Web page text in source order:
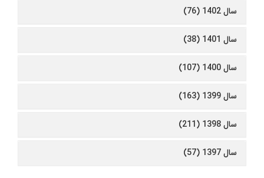
سال 1402 (76)
سال 1401 (38)
سال 1400 (107)
سال 1399 (163)
سال 1398 (211)
سال 1397 (57)